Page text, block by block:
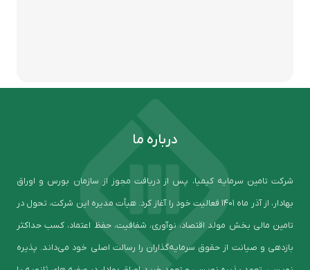
درباره ما
شرکت تامین سرمایه کیمیا، پس از دریافت مجوز از سازمان بورس و اوراق
بهادار، از آذر ماه ۱۴۰۱ فعالیت خود را آغاز کرد. هیأت مدیره این شرکت، تحول در
تامین مالی بخش مولد اقتصاد، نوآوری، شفافیت، حفظ اعتماد، کسب حداکثر
بازدهی و صیانت از حقوق سرمایه‌گذاران را رسالت اصلی خود می‌داند. پذیره